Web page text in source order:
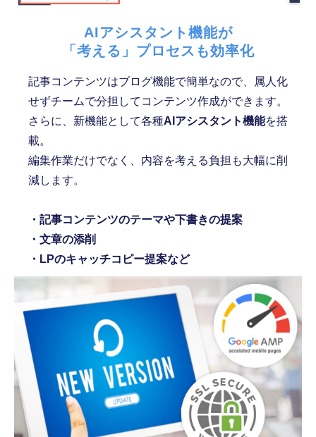
AIアシスタント機能が
「考える」プロセスも効率化
記事コンテンツはブログ機能で簡単なので、属人化
せずチームで分担してコンテンツ作成ができます。
さらに、新機能として各種AIアシスタント機能を搭
載。
編集作業だけでなく、内容を考える負担も大幅に削
減します。
・記事コンテンツのテーマや下書きの提案
・文章の添削
・LPのキャッチコピー提案など